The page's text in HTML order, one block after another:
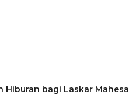
Hiburan bagi Laskar Mahesa